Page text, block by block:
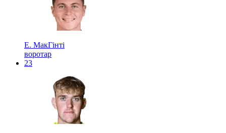
Е. МакГінті
воротар
23